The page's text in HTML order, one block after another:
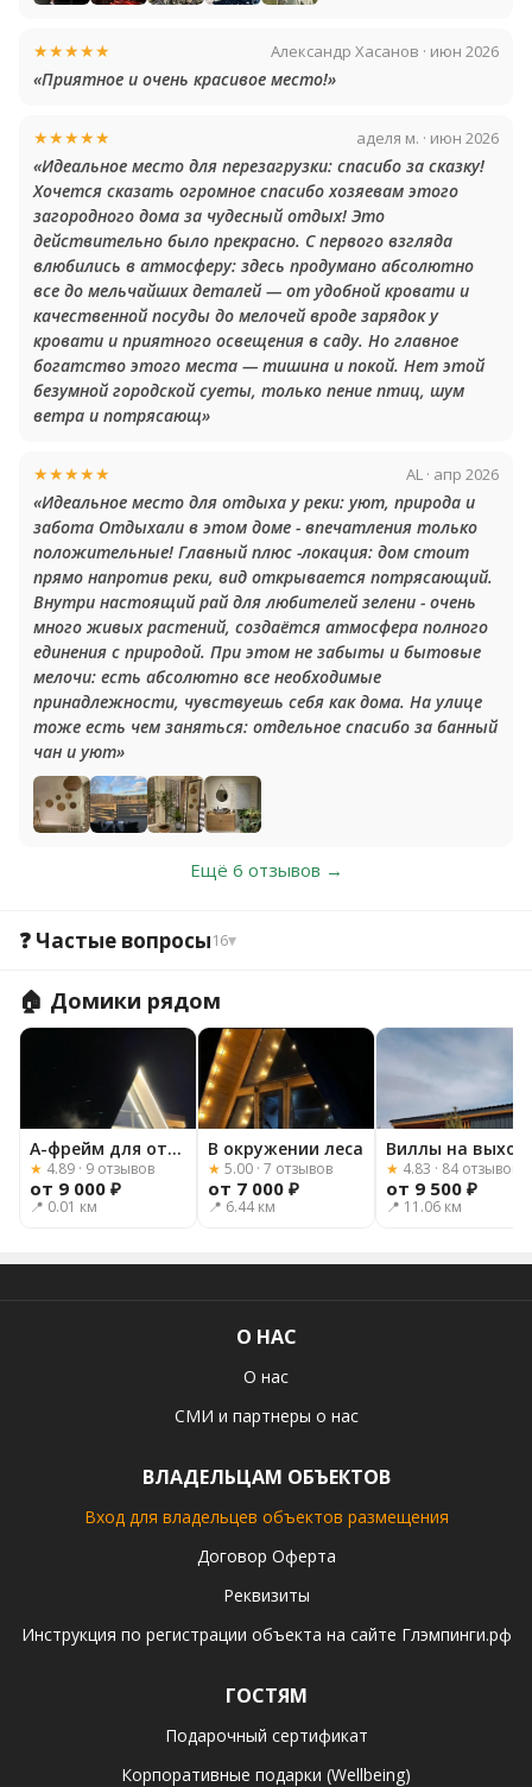
★★★★★ Александр Хасанов · июн 2026
«Приятное и очень красивое место!»
★★★★★ аделя м. · июн 2026
«Идеальное место для перезагрузки: спасибо за сказку!
Хочется сказать огромное спасибо хозяевам этого
загородного дома за чудесный отдых! Это
действительно было прекрасно. С первого взгляда
влюбились в атмосферу: здесь продумано абсолютно
все до мельчайших деталей — от удобной кровати и
качественной посуды до мелочей вроде зарядок у
кровати и приятного освещения в саду. Но главное
богатство этого места — тишина и покой. Нет этой
безумной городской суеты, только пение птиц, шум
ветра и потрясающ»
★★★★★ АL · апр 2026
«Идеальное место для отдыха у реки: уют, природа и
забота Отдыхали в этом доме - впечатления только
положительные! Главный плюс -локация: дом стоит
прямо напротив реки, вид открывается потрясающий.
Внутри настоящий рай для любителей зелени - очень
много живых растений, создаётся атмосфера полного
единения с природой. При этом не забыты и бытовые
мелочи: есть абсолютно все необходимые
принадлежности, чувствуешь себя как дома. На улице
тоже есть чем заняться: отдельное спасибо за банный
чан и уют»
Ещё 6 отзывов →
❓ Частые вопросы16▾
🏠 Домики рядом
А-фрейм для отдыха
★ 4.89 · 9 отзывов
от 9 000 ₽
📍 0.01 км
В окружении леса
★ 5.00 · 7 отзывов
от 7 000 ₽
📍 6.44 км
★ 4.83 · 84 отзывов
от 9 500 ₽
📍 11.06 км
О НАС
О нас
СМИ и партнеры о нас
ВЛАДЕЛЬЦАМ ОБЪЕКТОВ
Вход для владельцев объектов размещения
Договор Оферта
Реквизиты
Инструкция по регистрации объекта на сайте Глэмпинги.рф
ГОСТЯМ
Подарочный сертификат
Корпоративные подарки (Wellbeing)